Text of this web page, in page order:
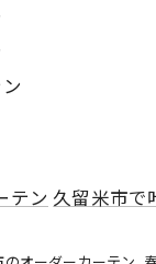
テン 久留米市で